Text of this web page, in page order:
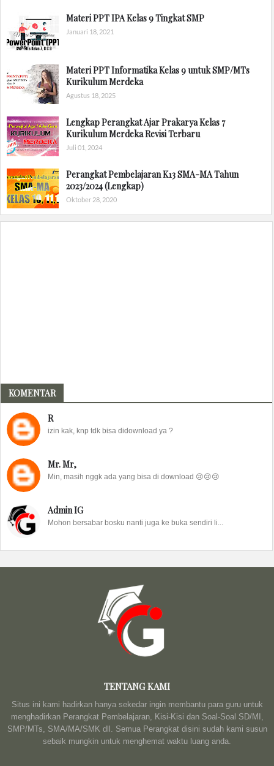
Materi PPT IPA Kelas 9 Tingkat SMP
Januari 18, 2021
Materi PPT Informatika Kelas 9 untuk SMP/MTs
Kurikulum Merdeka
Agustus 18, 2025
Lengkap Perangkat Ajar Prakarya Kelas 7
Kurikulum Merdeka Revisi Terbaru
Juli 01, 2024
Perangkat Pembelajaran K13 SMA-MA Tahun
2023/2024 (Lengkap)
Oktober 28, 2020
KOMENTAR
R
izin kak, knp tdk bisa didownload ya ?
Mr. Mr,
Min, masih nggk ada yang bisa di download 😢😢😢
Admin IG
Mohon bersabar bosku nanti juga ke buka sendiri li...
TENTANG KAMI
Situs ini kami hadirkan hanya sekedar ingin membantu para guru untuk
menghadirkan Perangkat Pembelajaran, Kisi-Kisi dan Soal-Soal SD/MI,
SMP/MTs, SMA/MA/SMK dll. Semua Perangkat disini sudah kami susun
sebaik mungkin untuk menghemat waktu luang anda.